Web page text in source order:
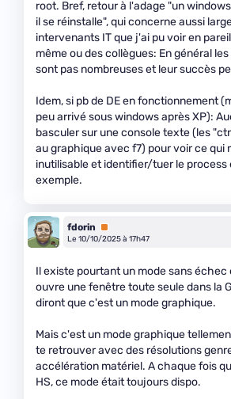
root. Bref, retour à l'adage "un
il se réinstalle", qui concerne aussi
intervenants IT que j'ai pu voir en
même ou des collègues: En général
sont pas nombreuses et leur succès
Idem, si pb de DE en fonctionnement
peu arrivé sous windows après XP):
basculer sur une console texte (les
au graphique avec f7) pour voir ce qui
inutilisable et identifier/tuer le process
exemple.
fdorin
Premium
Le 10/10/2025 à 17h47
Il existe pourtant un mode sans échec
ouvre une fenêtre toute seule dans la
diront que c'est un mode graphique.
Mais c'est un mode graphique
te retrouver avec des résolutions
accélération matériel. A chaque fois
HS, ce mode était toujours dispo.